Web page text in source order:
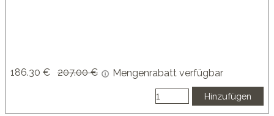
186.30 € Preis ohne Rabatt
207.00 € Mengenrabatt verfügbar
Hinzufügen